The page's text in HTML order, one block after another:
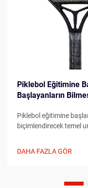
Piklebol Eğitimine
Başlayanların
Piklebol eğitimine
biçimlendirecek temel
ölçüde hızlandırabilir...
DAHA FAZLA GÖR